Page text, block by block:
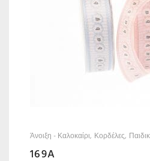
Άνοιξη - Καλοκαίρι Κορδέλες
169A